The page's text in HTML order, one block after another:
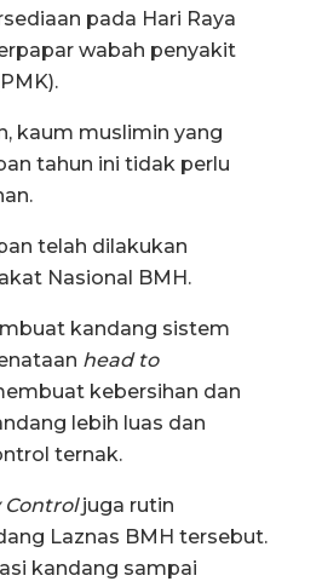
pada Hari Raya
wabah penyakit
kaum muslimin yang
tahun ini tidak perlu
telah dilakukan
Nasional BMH.
kandang sistem
head to
kebersihan dan
lebih luas dan
ternak.
Controljuga rutin
Laznas BMH tersebut.
kandang sampai